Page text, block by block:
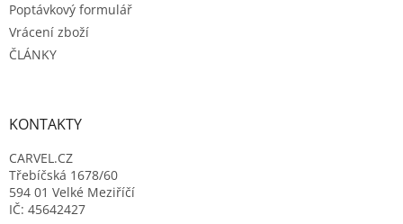
Poptávkový formulář
Vrácení zboží
ČLÁNKY
KONTAKTY
CARVEL.CZ
Třebíčská 1678/60
594 01 Velké Meziříčí
IČ: 45642427